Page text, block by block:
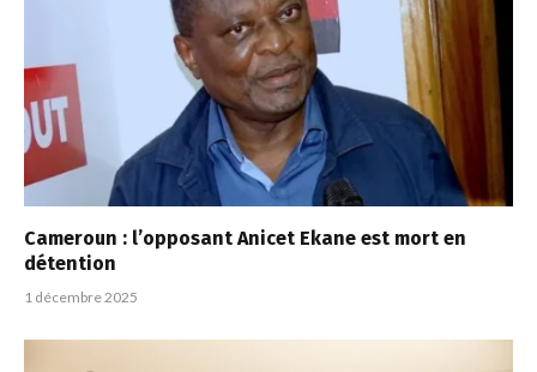
Cameroun : l’opposant Anicet Ekane est mort en
détention
1 décembre 2025